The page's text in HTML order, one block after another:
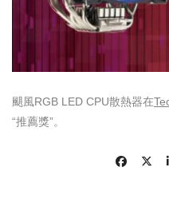
颶風RGB LED CPU散熱器在
“推薦獎”。